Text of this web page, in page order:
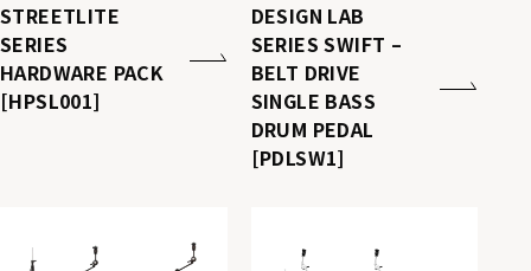
STREETLITE
SERIES
HARDWARE PACK
[HPSL001]
DESIGN LAB
SERIES SWIFT –
BELT DRIVE
SINGLE BASS
DRUM PEDAL
[PDLSW1]